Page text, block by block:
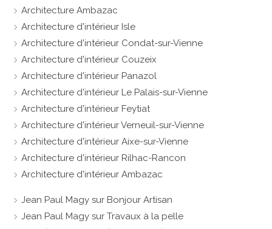
Architecture Ambazac
Architecture d'intérieur Isle
Architecture d'intérieur Condat-sur-Vienne
Architecture d'intérieur Couzeix
Architecture d'intérieur Panazol
Architecture d'intérieur Le Palais-sur-Vienne
Architecture d'intérieur Feytiat
Architecture d'intérieur Verneuil-sur-Vienne
Architecture d'intérieur Aixe-sur-Vienne
Architecture d'intérieur Rilhac-Rancon
Architecture d'intérieur Ambazac
Jean Paul Magy sur Bonjour Artisan
Jean Paul Magy sur Travaux à la pelle